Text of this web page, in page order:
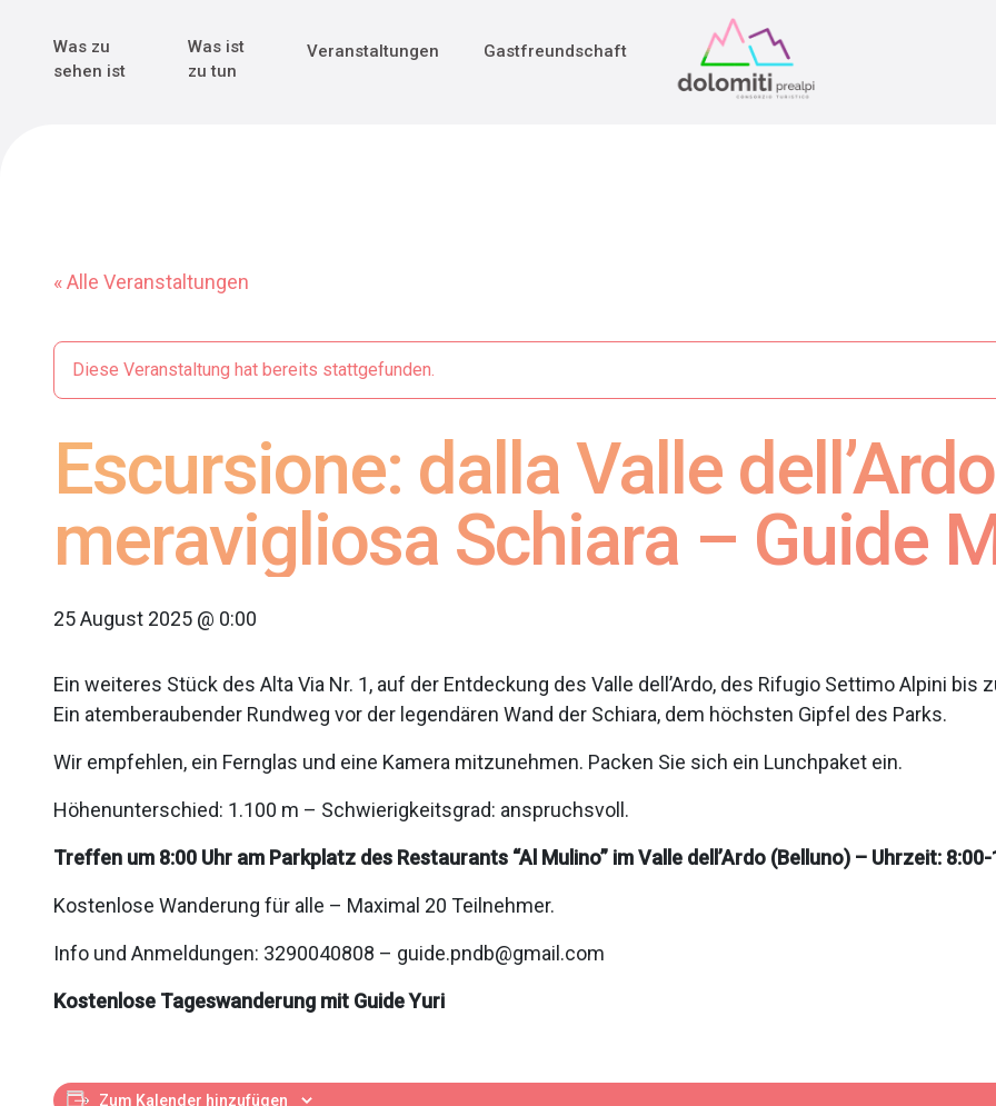
Main Navigation
Was zu
sehen ist
Was ist
zu tun
Veranstaltungen Gastfreundschaft
« Alle Veranstaltungen
Diese Veranstaltung hat bereits stattgefunden.
Escursione: dalla Valle
meravigliosa Schiara – Guide
25 August 2025 @ 0:00
Ein weiteres Stück des Alta Via Nr. 1, auf der Entdeckung des Valle dell’Ardo, des Rifugio Settimo Alpini
Ein atemberaubender Rundweg vor der legendären Wand der Schiara, dem höchsten Gipfel des Parks.
Wir empfehlen, ein Fernglas und eine Kamera mitzunehmen. Packen Sie sich ein Lunchpaket ein.
Höhenunterschied: 1.100 m – Schwierigkeitsgrad: anspruchsvoll.
Treffen um 8:00 Uhr am Parkplatz des Restaurants “Al Mulino” im Valle dell’Ardo (Belluno) – Uhrzeit: 8:00-
Kostenlose Wanderung für alle – Maximal 20 Teilnehmer.
Info und Anmeldungen: 3290040808 – guide.pndb@gmail.com
Kostenlose Tageswanderung mit Guide Yuri
Zum Kalender hinzufügen